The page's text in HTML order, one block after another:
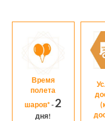
Время
полета
шаров*- 2
дня!